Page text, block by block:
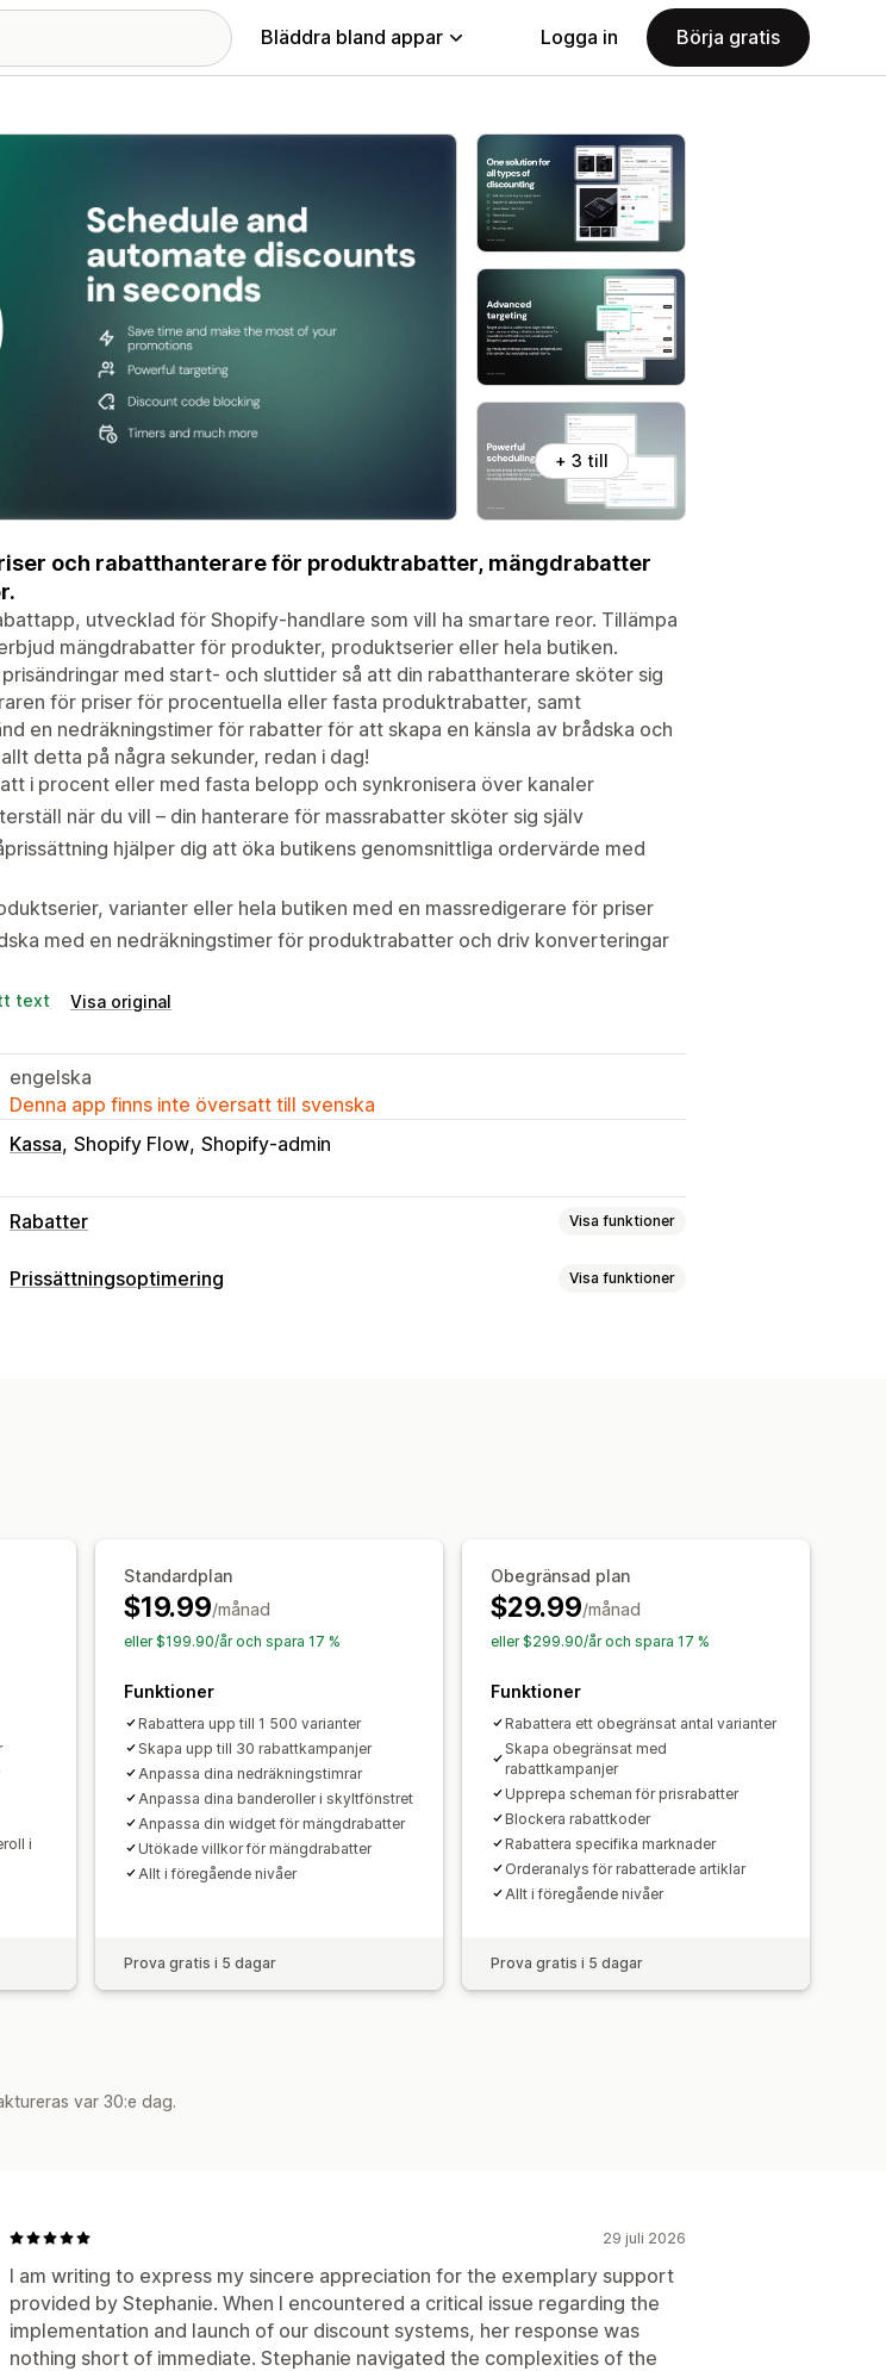
Bläddra bland appar Logga in Börja gratis
+ 3 till
och rabatthanterare för produktrabatter, mängdrabatter
utvecklad för Shopify-handlare som vill ha smartare reor. Tillämpa
mängdrabatter för produkter, produktserier eller hela butiken.
med start- och sluttider så att din rabatthanterare sköter sig
för priser för procentuella eller fasta produktrabatter, samt
en nedräkningstimer för rabatter för att skapa en känsla av brådska och
detta på några sekunder, redan i dag!
i procent eller med fasta belopp och synkronisera över kanaler
när du vill – din hanterare för massrabatter sköter sig själv
hjälper dig att öka butikens genomsnittliga ordervärde med
varianter eller hela butiken med en massredigerare för priser
med en nedräkningstimer för produktrabatter och driv konverteringar
text Visa original
engelska
Denna app finns inte översatt till svenska
Kassa Shopify Flow Shopify-admin
Rabatter Visa funktioner
Rabattyper
Prissättningsoptimering Visa funktioner
i
Standardplan
$19.99/månad
eller $199.90/år och spara 17 %
Funktioner
Rabattera upp till 1 500 varianter
Skapa upp till 30 rabattkampanjer
Anpassa dina nedräkningstimrar
Anpassa dina banderoller i skyltfönstret
Anpassa din widget för mängdrabatter
Utökade villkor för mängdrabatter
Allt i föregående nivåer
Prova gratis i 5 dagar
Obegränsad plan
$29.99/månad
eller $299.90/år och spara 17 %
Funktioner
Rabattera ett obegränsat antal varianter
Skapa obegränsat med
rabattkampanjer
Upprepa scheman för prisrabatter
Blockera rabattkoder
Rabattera specifika marknader
Orderanalys för rabatterade artiklar
Allt i föregående nivåer
Prova gratis i 5 dagar
var 30:e dag.
29 juli 2026
I am writing to express my sincere appreciation for the exemplary support
provided by Stephanie. When I encountered a critical issue regarding the
implementation and launch of our discount systems, her response was
nothing short of immediate. Stephanie navigated the complexities of the